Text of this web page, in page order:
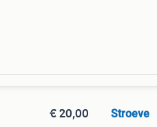
€ 20,00 Stroeve